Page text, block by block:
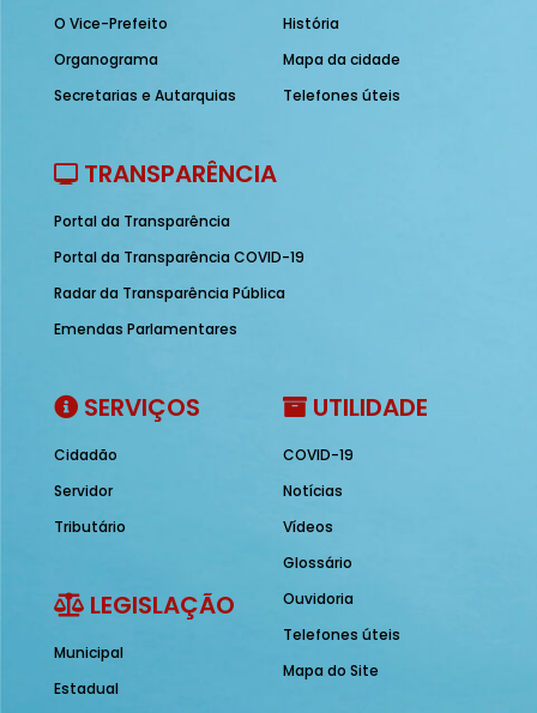
O Vice-Prefeito
Organograma
Secretarias e Autarquias
História
Mapa da cidade
Telefones úteis
TRANSPARÊNCIA
Portal da Transparência
Portal da Transparência COVID-19
Radar da Transparência Pública
Emendas Parlamentares
SERVIÇOS
Cidadão
Servidor
Tributário
LEGISLAÇÃO
Municipal
Estadual
UTILIDADE
COVID-19
Notícias
Vídeos
Glossário
Ouvidoria
Telefones úteis
Mapa do Site